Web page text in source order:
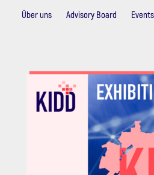
Über uns Advisory Board Events